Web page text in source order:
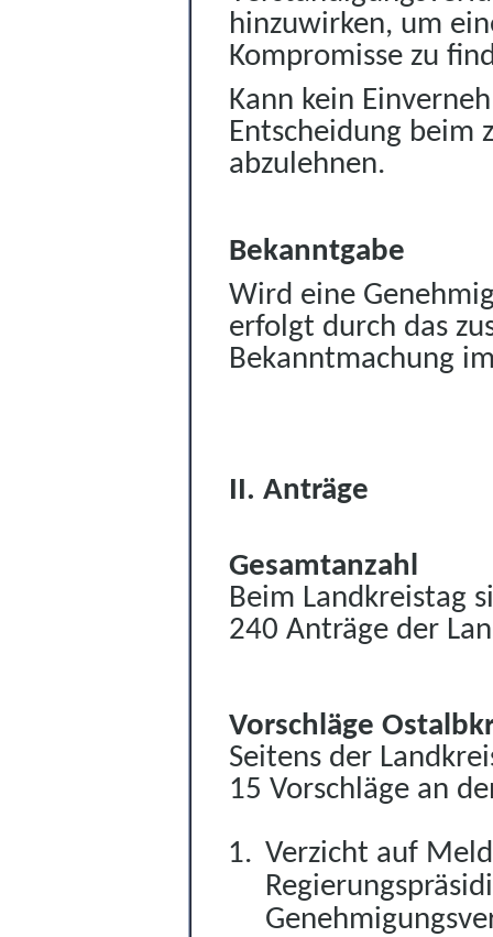
hinzuwirken, um
Kompromisse zu
Kann kein
Entscheidung beim
abzulehnen.
Bekanntgabe
Wird eine
erfolgt durch das
Bekanntmachung
II. Anträge
Gesamtanzahl
Beim Landkreistag
240 Anträge der
Vorschläge
Seitens der
15 Vorschläge an
Verzicht auf